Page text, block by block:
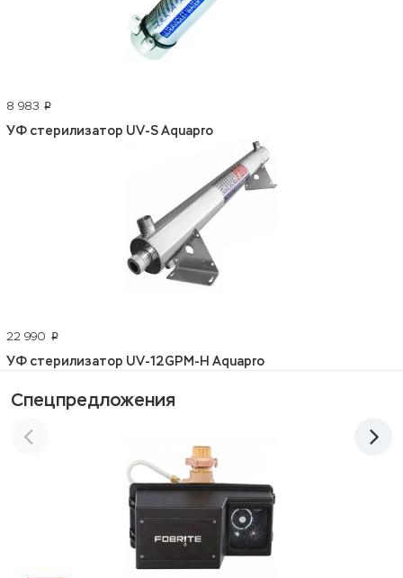
8 983 p
УФ стерилизатор UV-S Aquapro
22 990 p
УФ стерилизатор UV-12GPM-H Aquapro
Спецпредложения